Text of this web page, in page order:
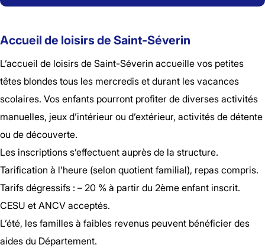
Accueil de loisirs de Saint-Séverin
L’accueil de loisirs de Saint-Séverin accueille vos petites
têtes blondes tous les mercredis et durant les vacances
scolaires. Vos enfants pourront profiter de diverses activités
manuelles, jeux d’intérieur ou d’extérieur, activités de détente
ou de découverte.
Les inscriptions s’effectuent auprès de la structure.
Tarification à l’heure (selon quotient familial), repas compris.
Tarifs dégressifs : – 20 % à partir du 2ème enfant inscrit.
CESU et ANCV acceptés.
L’été, les familles à faibles revenus peuvent bénéficier des
aides du Département.